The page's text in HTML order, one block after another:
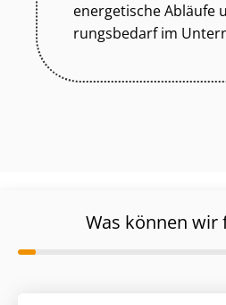
energetische Abläufe
rungs­be­darf im
Was können wir